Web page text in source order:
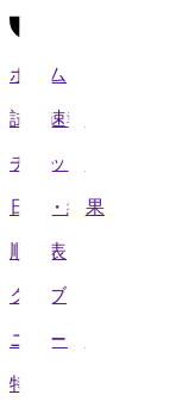
ホーム
試合速報
チケット
日程・結果
順位表
クラブ
ニュース
特集